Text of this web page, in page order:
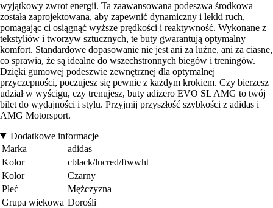
wyjątkowy zwrot energii. Ta zaawansowana podeszwa środkowa
została zaprojektowana, aby zapewnić dynamiczny i lekki ruch,
pomagając ci osiągnąć wyższe prędkości i reaktywność. Wykonane z
tekstyliów i tworzyw sztucznych, te buty gwarantują optymalny
komfort. Standardowe dopasowanie nie jest ani za luźne, ani za ciasne,
co sprawia, że są idealne do wszechstronnych biegów i treningów.
Dzięki gumowej podeszwie zewnętrznej dla optymalnej
przyczepności, poczujesz się pewnie z każdym krokiem. Czy bierzesz
udział w wyścigu, czy trenujesz, buty adizero EVO SL AMG to twój
bilet do wydajności i stylu. Przyjmij przyszłość szybkości z adidas i
AMG Motorsport.
Dodatkowe informacje
Marka
adidas
Kolor
cblack/lucred/ftwwht
Kolor
Czarny
Płeć
Mężczyzna
Grupa wiekowa Dorośli